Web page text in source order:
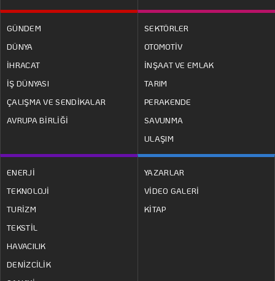
GÜNDEM
DÜNYA
İHRACAT
İŞ DÜNYASI
ÇALIŞMA VE SENDİKALAR
AVRUPA BİRLİĞİ
SEKTÖRLER
OTOMOTİV
İNŞAAT VE EMLAK
TARIM
PERAKENDE
SAVUNMA
ULAŞIM
ENERJİ
TEKNOLOJİ
TURİZM
TEKSTİL
HAVACILIK
DENİZCİLİK
YAZARLAR
VİDEO GALERİ
KİTAP